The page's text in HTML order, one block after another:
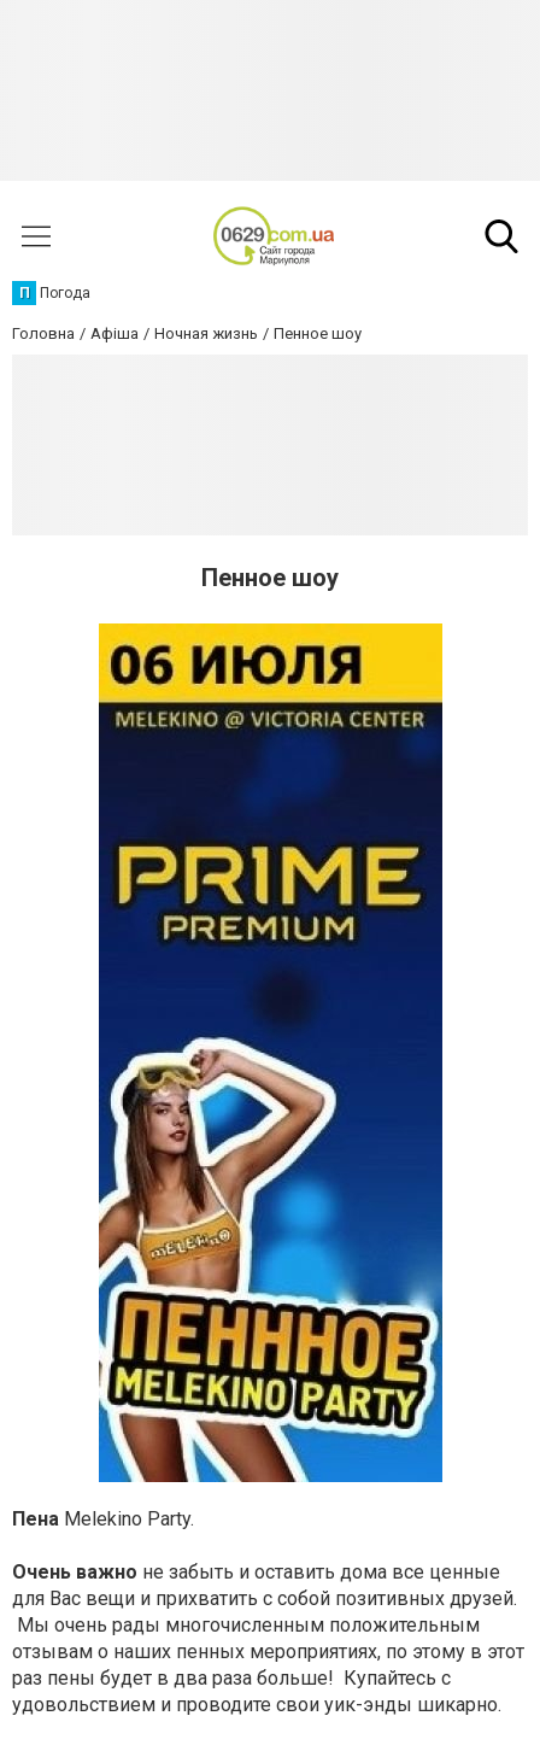
П Погода
Головна Афіша Ночная жизнь Пенное шоу
Пенное шоу
Пена Melekino Party.
Очень важно не забыть и оставить дома все ценные
для Вас вещи и прихватить с собой позитивных друзей.
Мы очень рады многочисленным положительным
отзывам о наших пенных мероприятиях, по этому в этот
раз пены будет в два раза больше! Купайтесь с
удовольствием и проводите свои уик-энды шикарно.